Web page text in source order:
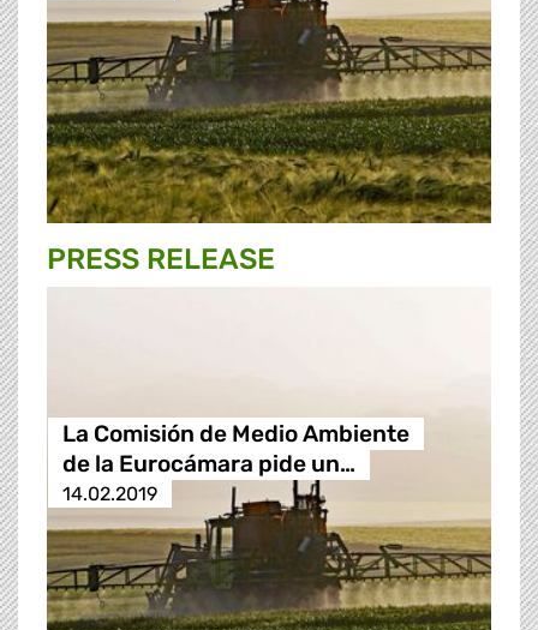
PRESS RELEASE
La Comisión de Medio Ambiente
de la Eurocámara pide un…
14.02.2019